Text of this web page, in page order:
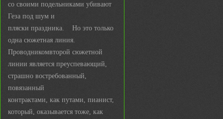
со своими подельниками убивают
Геза под шум и
пляски праздника. Но это только
одна сюжетная линия.
Проводникомвторой сюжетной
линии является преуспевающий,
страшно востребованный,
повязанный
контрактами, как путами, пианист,
который, оказывается тоже, как